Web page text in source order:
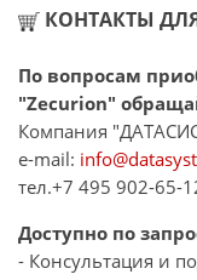
КОНТАКТЫ
По вопросам
"Zecurion"
Компания
e-mail:
тел.+7 495 902-65-
Доступно по
- Консультация и